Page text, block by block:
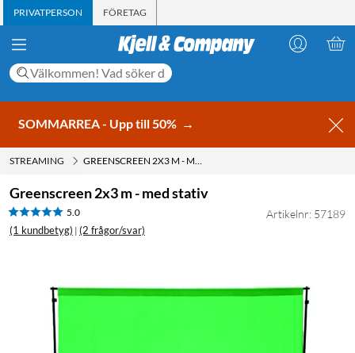
PRIVATPERSON FÖRETAG
SOMMARREA - Upp till 50% →
STREAMING GREENSCREEN 2X3 M - MED STATIV
Greenscreen 2x3 m - med stativ
5.0
(1 kundbetyg) | (2 frågor/svar)
Artikelnr: 57189